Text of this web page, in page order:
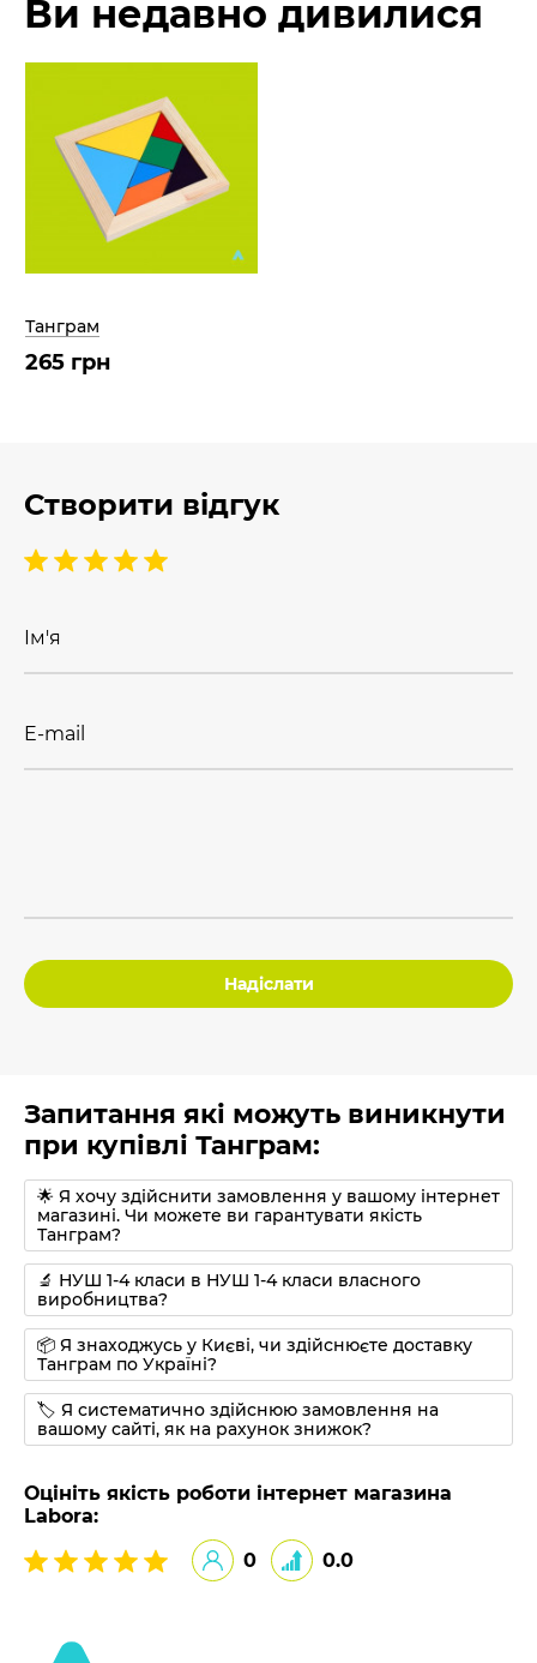
Ви недавно дивилися
Танграм
265 грн
Створити відгук
Ім'я
E-mail
Надіслати
Запитання які можуть виникнути
при купівлі Танграм:
🌟 Я хочу здійснити замовлення у вашому інтернет
магазині. Чи можете ви гарантувати якість
Танграм?
🔬 НУШ 1-4 класи в НУШ 1-4 класи власного
виробництва?
📦 Я знаходжусь у Києві, чи здійснюєте доставку
Танграм по Україні?
🏷 Я систематично здійснюю замовлення на
вашому сайті, як на рахунок знижок?
Оцініть якість роботи інтернет магазина
Labora:
0
0.0